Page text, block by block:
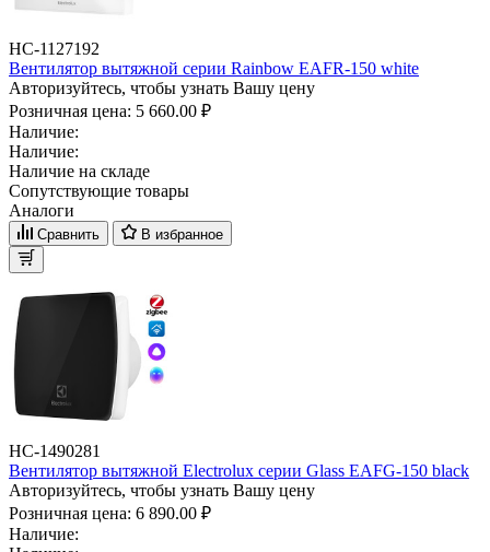
НС-1127192
Вентилятор вытяжной серии Rainbow EAFR-150 white
Авторизуйтесь, чтобы узнать Вашу цену
Розничная цена: 5 660.00 ₽
Наличие:
Наличие:
Наличие на складе
Сопутствующие товары
Аналоги
Сравнить В избранное
НС-1490281
Вентилятор вытяжной Electrolux серии Glass EAFG-150 black
Авторизуйтесь, чтобы узнать Вашу цену
Розничная цена: 6 890.00 ₽
Наличие: